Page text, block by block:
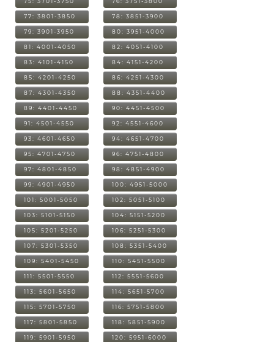
77: 3801-3850 78: 3851-3900
79: 3901-3950 80: 3951-4000
81: 4001-4050 82: 4051-4100
83: 4101-4150 84: 4151-4200
85: 4201-4250 86: 4251-4300
87: 4301-4350 88: 4351-4400
89: 4401-4450 90: 4451-4500
91: 4501-4550 92: 4551-4600
93: 4601-4650 94: 4651-4700
95: 4701-4750 96: 4751-4800
97: 4801-4850 98: 4851-4900
99: 4901-4950 100: 4951-5000
101: 5001-5050 102: 5051-5100
103: 5101-5150 104: 5151-5200
105: 5201-5250 106: 5251-5300
107: 5301-5350 108: 5351-5400
109: 5401-5450 110: 5451-5500
111: 5501-5550 112: 5551-5600
113: 5601-5650 114: 5651-5700
115: 5701-5750 116: 5751-5800
117: 5801-5850 118: 5851-5900
119: 5901-5950 120: 5951-6000